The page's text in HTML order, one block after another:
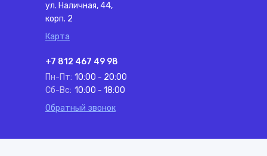
ул. Наличная, 44,
корп. 2
Карта
+7 812 467 49 98
Пн-Пт: 10:00 - 20:00
Сб-Вс: 10:00 - 18:00
Обратный звонок